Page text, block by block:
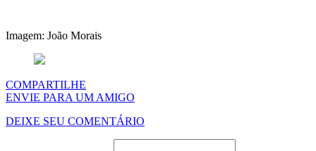
Imagem: João Morais
COMPARTILHE
ENVIE PARA UM AMIGO
DEIXE SEU COMENTÁRIO